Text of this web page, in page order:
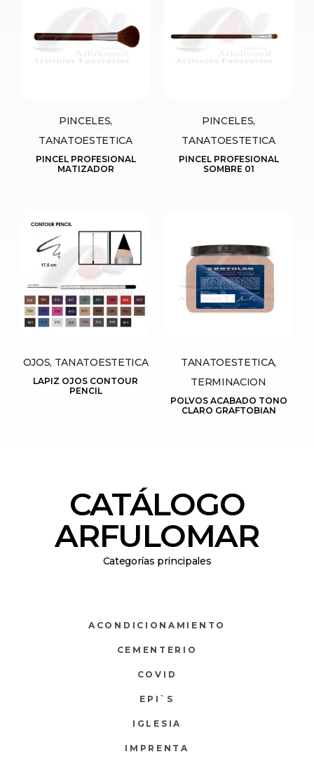
PINCELES,
TANATOESTETICA
PINCEL PROFESIONAL
MATIZADOR
PINCELES,
TANATOESTETICA
PINCEL PROFESIONAL
SOMBRE 01
OJOS, TANATOESTETICA
LAPIZ OJOS CONTOUR
PENCIL
TANATOESTETICA,
TERMINACION
POLVOS ACABADO TONO
CLARO GRAFTOBIAN
CATÁLOGO
ARFULOMAR
Categorías principales
ACONDICIONAMIENTO
CEMENTERIO
COVID
EPI`S
IGLESIA
IMPRENTA